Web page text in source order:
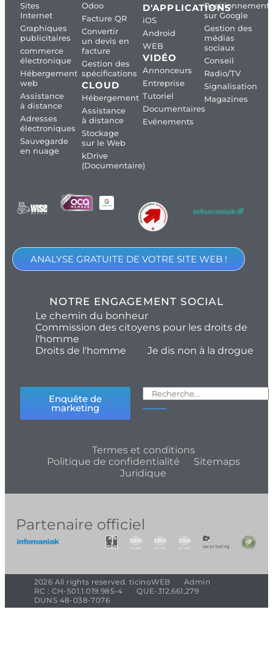
Sites
Internet
Graphiques
publicitaires
commerce
électronique
Hébergement
web
Assistance
à distance
Adresses
électroniques
Sauvegarde
en nuage
Odoo
Facture QR
Convertir
un devis en
facture
Gestion des
spécifications
CLOUD
Hébergement
Assistance
à distance
Stockage
sur le Web
kDrive
(Documentaire)
D'APPLICATIONS
iOS
Android
WEB
VIDÉO
Annonceurs
Entreprise
Tutoriel
Documentaires
Evénements
Positionnement
sur Google
Gestion des
médias
sociaux
Conseil
Radio/TV
Signalisation
Magazines
ANALYSE GRATUITE DE VOTRE SITE WEB !
NOTRE ENGAGEMENT SOCIAL
Le chemin du bonheur
Commission des citoyens pour les droits de
l'homme
Droits de l'homme
Je dis non à la drogue
Enquête de
marketing
Termes et conditions
Politique de confidentialité
Sitemaps
Juridique
Partenaire officiel
2026 All rights reserved. ticinoWEB
Admin
RC : CH-501.1.019.985-4
QUE-312,661,279
DUNS 48-038-7076